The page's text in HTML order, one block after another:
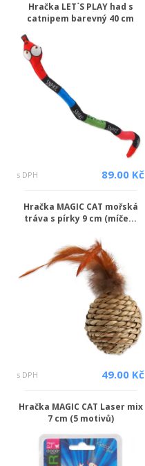
Hračka LET`S PLAY had s
catnipem barevný 40 cm
s DPH 89.00 Kč
Hračka MAGIC CAT mořská
tráva s pírky 9 cm (míče...
s DPH 49.00 Kč
Hračka MAGIC CAT Laser mix
7 cm (5 motivů)